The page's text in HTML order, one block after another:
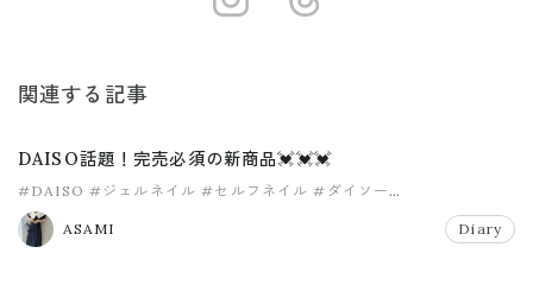
関連する記事
DAISO話題！完売必須の新商品💓💓💓
#DAISO #ジェルネイル #セルフネイル #ダイソー
#ダイソー新商品
ASAMI
Diary